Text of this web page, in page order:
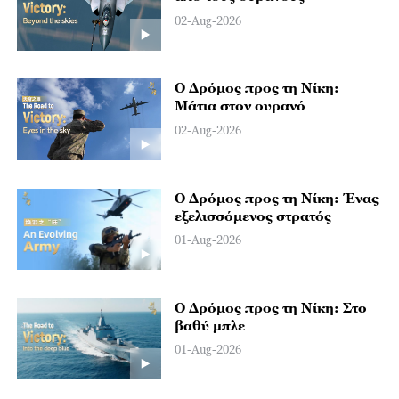
02-Aug-2026
Ο Δρόμος προς τη Νίκη:
Μάτια στον ουρανό
02-Aug-2026
Ο Δρόμος προς τη Νίκη: Ένας
εξελισσόμενος στρατός
01-Aug-2026
Ο Δρόμος προς τη Νίκη: Στο
βαθύ μπλε
01-Aug-2026